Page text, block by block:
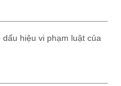
hiệu vi phạm luật của